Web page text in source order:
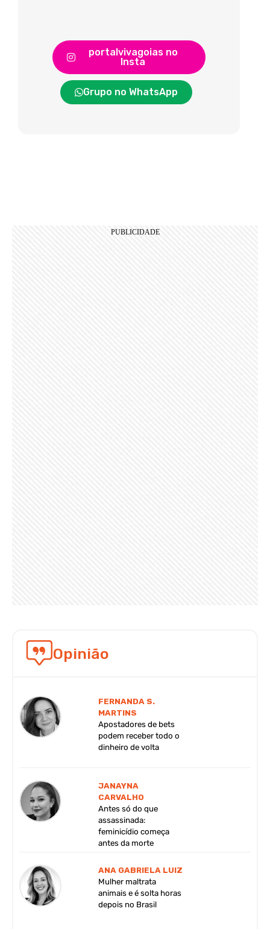
portalvivagoias no
Insta
Grupo no WhatsApp
Opinião
FERNANDA S.
MARTINS
Apostadores de bets
podem receber todo o
dinheiro de volta
JANAYNA
CARVALHO
Antes só do que
assassinada:
feminicídio começa
antes da morte
ANA GABRIELA LUIZ
Mulher maltrata
animais e é solta horas
depois no Brasil